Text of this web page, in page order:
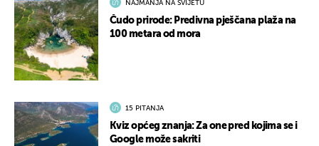
NAJMANJA NA SVIJETU
Čudo prirode: Predivna pješčana plaža na
100 metara od mora
15 PITANJA
Kviz općeg znanja: Za one pred kojima se i
Google može sakriti